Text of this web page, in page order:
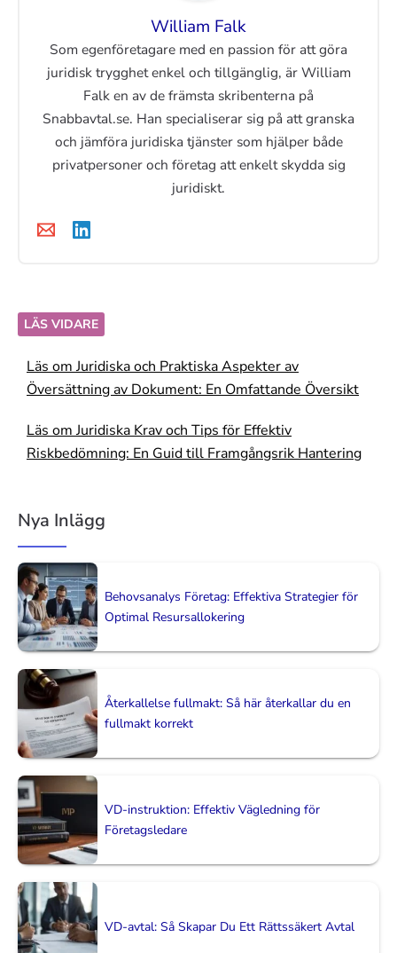
William Falk
Som egenföretagare med en passion för att göra
juridisk trygghet enkel och tillgänglig, är William
Falk en av de främsta skribenterna på
Snabbavtal.se. Han specialiserar sig på att granska
och jämföra juridiska tjänster som hjälper både
privatpersoner och företag att enkelt skydda sig
juridiskt.
LÄS VIDARE
Läs om Juridiska och Praktiska Aspekter av
Översättning av Dokument: En Omfattande Översikt
Läs om Juridiska Krav och Tips för Effektiv
Riskbedömning: En Guid till Framgångsrik Hantering
Nya Inlägg
Behovsanalys Företag: Effektiva Strategier för
Optimal Resursallokering
Återkallelse fullmakt: Så här återkallar du en
fullmakt korrekt
VD-instruktion: Effektiv Vägledning för
Företagsledare
VD-avtal: Så Skapar Du Ett Rättssäkert Avtal